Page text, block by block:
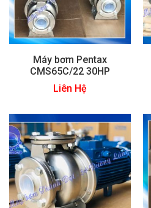
Máy bơm Pentax
CMS65C/22 30HP
Liên Hệ